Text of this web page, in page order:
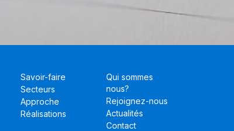
Savoir-faire
Secteurs
Approche
Réalisations
Qui sommes
nous?
Rejoignez-nous
Actualités
Contact